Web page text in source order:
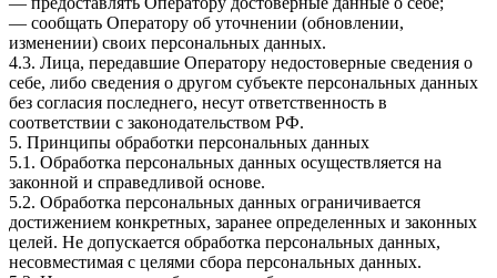
— сообщать Оператору об уточнении (обновлении,
изменении) своих персональных данных.
4.3. Лица, передавшие Оператору недостоверные сведения о
себе, либо сведения о другом субъекте персональных данных
без согласия последнего, несут ответственность в
соответствии с законодательством РФ.
5. Принципы обработки персональных данных
5.1. Обработка персональных данных осуществляется на
законной и справедливой основе.
5.2. Обработка персональных данных ограничивается
достижением конкретных, заранее определенных и законных
целей. Не допускается обработка персональных данных,
несовместимая с целями сбора персональных данных.